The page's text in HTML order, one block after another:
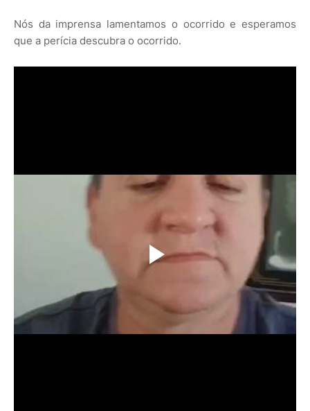
Nós da imprensa lamentamos o ocorrido e esperamos
que a perícia descubra o ocorrido.